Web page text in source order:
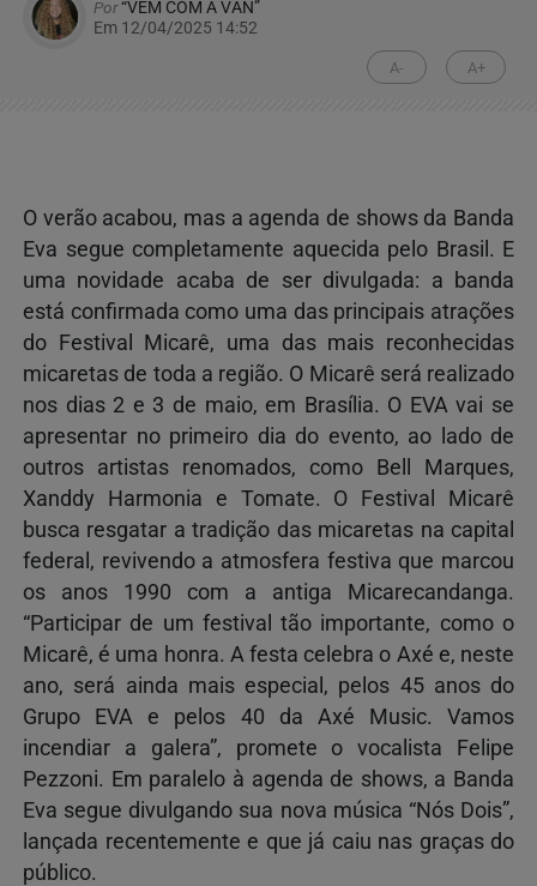
Por“VEM COM A VAN”
Em 12/04/2025 14:52
A- A+
O verão acabou, mas a agenda de shows da Banda
Eva segue completamente aquecida pelo Brasil. E
uma novidade acaba de ser divulgada: a banda
está confirmada como uma das principais atrações
do Festival Micarê, uma das mais reconhecidas
micaretas de toda a região. O Micarê será realizado
nos dias 2 e 3 de maio, em Brasília. O EVA vai se
apresentar no primeiro dia do evento, ao lado de
outros artistas renomados, como Bell Marques,
Xanddy Harmonia e Tomate. O Festival Micarê
busca resgatar a tradição das micaretas na capital
federal, revivendo a atmosfera festiva que marcou
os anos 1990 com a antiga Micarecandanga.
“Participar de um festival tão importante, como o
Micarê, é uma honra. A festa celebra o Axé e, neste
ano, será ainda mais especial, pelos 45 anos do
Grupo EVA e pelos 40 da Axé Music. Vamos
incendiar a galera”, promete o vocalista Felipe
Pezzoni. Em paralelo à agenda de shows, a Banda
Eva segue divulgando sua nova música “Nós Dois”,
lançada recentemente e que já caiu nas graças do
público.